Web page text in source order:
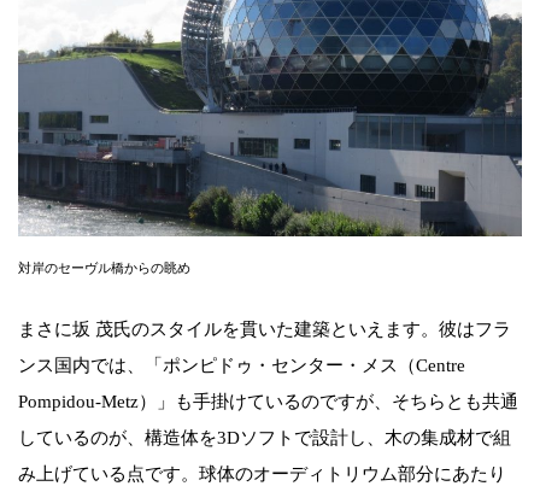
対岸のセーヴル橋からの眺め
まさに坂 茂氏のスタイルを貫いた建築といえます。彼はフラ
ンス国内では、「ポンピドゥ・センター・メス（Centre
Pompidou-Metz）」も手掛けているのですが、そちらとも共通
しているのが、構造体を3Dソフトで設計し、木の集成材で組
み上げている点です。球体のオーディトリウム部分にあたり